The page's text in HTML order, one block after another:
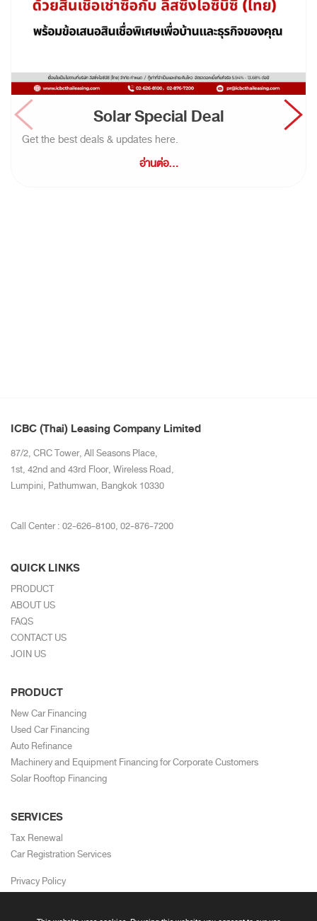
Solar Special Deal
Get the best deals & updates here.
อ่านต่อ...
ICBC (Thai) Leasing Company Limited
87/2, CRC Tower, All Seasons Place,
1st, 42nd and 43rd Floor, Wireless Road,
Lumpini, Pathumwan, Bangkok 10330
Call Center :02-626-8100,02-876-7200
QUICK LINKS
PRODUCT
ABOUT US
FAQS
CONTACT US
JOIN US
PRODUCT
New Car Financing
Used Car Financing
Auto Refinance
Machinery and Equipment Financing for Corporate Customers
Solar Rooftop Financing
SERVICES
Tax Renewal
Car Registration Services
Privacy Policy